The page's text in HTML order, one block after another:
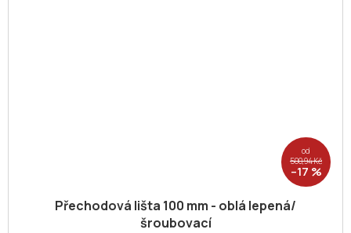
od
500,94 Kč
–17 %
Přechodová lišta 100 mm - oblá lepená/
šroubovací